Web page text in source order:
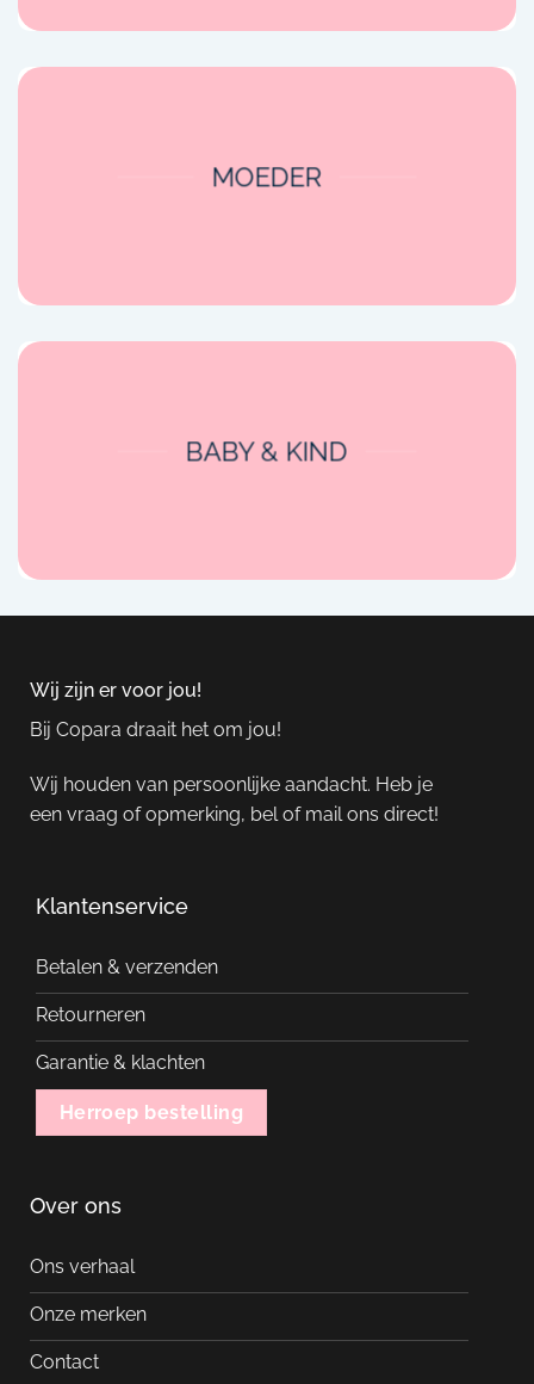
MOEDER
BABY & KIND
Wij zijn er voor jou!
Bij Copara draait het om jou!
Wij houden van persoonlijke aandacht. Heb je
een vraag of opmerking, bel of mail ons direct!
Klantenservice
Betalen & verzenden
Retourneren
Garantie & klachten
Herroep bestelling
Over ons
Ons verhaal
Onze merken
Contact